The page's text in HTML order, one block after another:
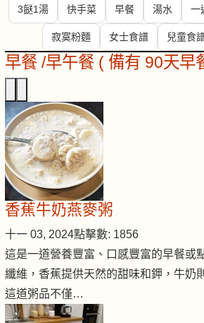
3餸1湯 快手菜 早餐 湯水 一
寂寞粉麵 女士食譜 兒童食
早餐 /早午餐 ( 備有 90天早
香蕉牛奶燕麥粥
十一 03, 2024點擊數: 1856
這是一道營養豐富、口感豐富的早餐或
纖維，香蕉提供天然的甜味和鉀，牛奶
這道粥品不僅…